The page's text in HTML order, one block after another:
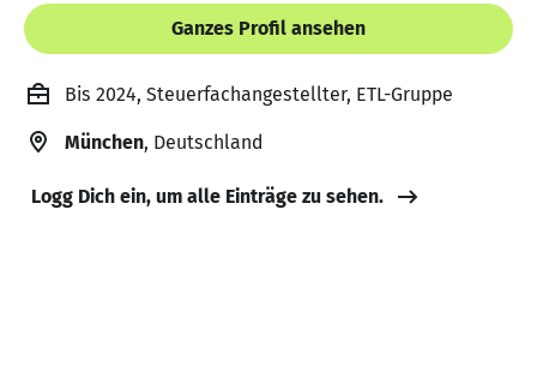
Ganzes Profil ansehen
Bis 2024, Steuerfachangestellter, ETL-Gruppe
München, Deutschland
Logg Dich ein, um alle Einträge zu sehen.